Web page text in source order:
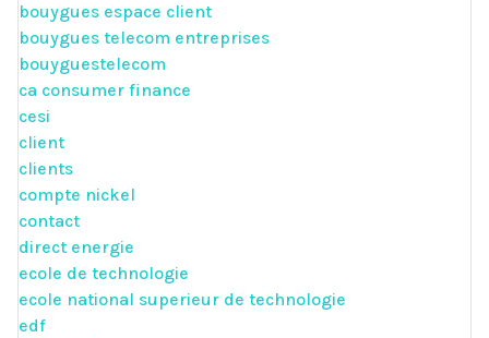
bouygues espace client
bouygues telecom entreprises
bouyguestelecom
ca consumer finance
cesi
client
clients
compte nickel
contact
direct energie
ecole de technologie
ecole national superieur de technologie
edf